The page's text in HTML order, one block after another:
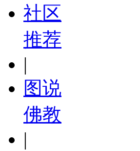
社区
推荐
|
图说
佛教
|